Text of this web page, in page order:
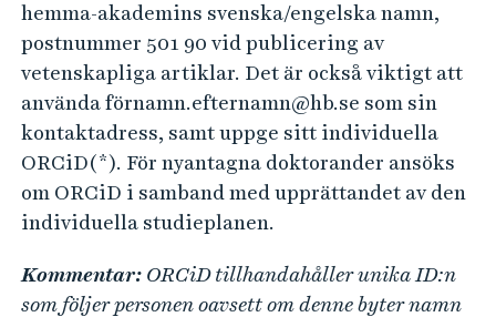
hemma-akademins svenska/engelska namn,
postnummer 501 90 vid publicering av
vetenskapliga artiklar. Det är också viktigt att
använda förnamn.efternamn@hb.se som sin
kontaktadress, samt uppge sitt individuella
ORCiD(*). För nyantagna doktorander ansöks
om ORCiD i samband med upprättandet av den
individuella studieplanen.
Kommentar:ORCiD tillhandahåller unika ID:n
som följer personen oavsett om denne byter namn